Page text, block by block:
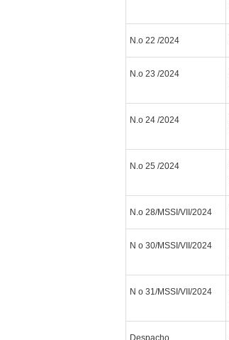
N.o 22 /2024
N.o 23 /2024
N.o 24 /2024
N.o 25 /2024
N.o 28/MSSI/VII/2024
N o 30/MSSI/VII/2024
N o 31/MSSI/VII/2024